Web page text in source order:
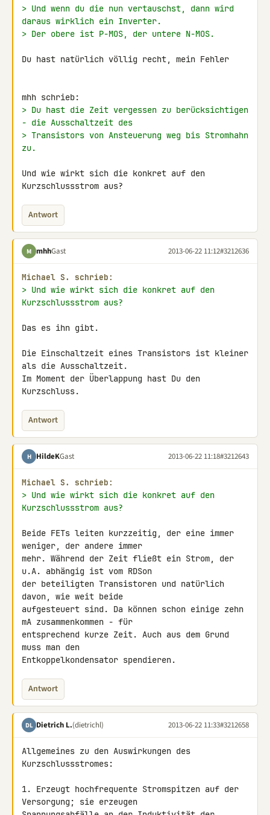
> Und wenn du die nun vertauschst, dann wird
daraus wirklich ein Inverter.
> Der obere ist P-MOS, der untere N-MOS.
Du hast natürlich völlig recht, mein Fehler
> Du hast die Zeit vergessen zu berücksichtigen
- die Ausschaltzeit des
> Transistors von Ansteuerung weg bis Stromhahn
zu.
Und wie wirkt sich die konkret auf den
Kurzschlussstrom aus?
Antwort
M mhhGast 2013-06-22 11:12#3212636
Michael S. schrieb:
> Und wie wirkt sich die konkret auf den
Kurzschlussstrom aus?
Das es ihn gibt.
Die Einschaltzeit eines Transistors ist kleiner
als die Ausschaltzeit.
Im Moment der Überlappung hast Du den
Kurzschluss.
Antwort
H HildeKGast 2013-06-22 11:18#3212643
Michael S. schrieb:
> Und wie wirkt sich die konkret auf den
Kurzschlussstrom aus?
Beide FETs leiten kurzzeitig, der eine immer
weniger, der andere immer
mehr. Während der Zeit fließt ein Strom, der
u.A. abhängig ist vom RDSon
der beteiligten Transistoren und natürlich
davon, wie weit beide
aufgesteuert sind. Da können schon einige zehn
mA zusammenkommen - für
entsprechend kurze Zeit. Auch aus dem Grund
muss man den
Entkoppelkondensator spendieren.
Antwort
DL Dietrich L.(dietrichl) 2013-06-22 11:33#3212658
Allgemeines zu den Auswirkungen des
Kurzschlussstromes:
1. Erzeugt hochfrequente Stromspitzen auf der
Versorgung; sie erzeugen